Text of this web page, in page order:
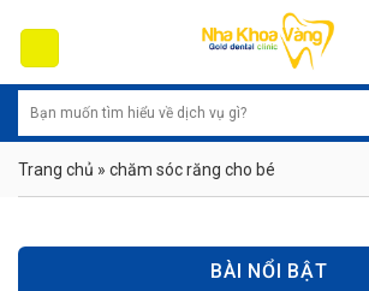
content
Trang chủ » chăm sóc răng cho bé
BÀI NỔI BẬT